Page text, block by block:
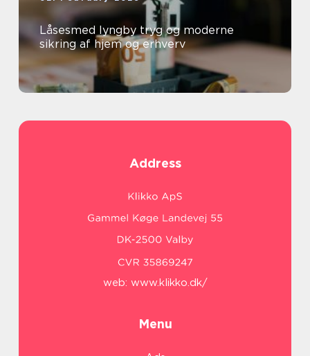
Låsesmed lyngby tryg og moderne
sikring af hjem og erhverv
Address
web: www.klikko.dk/
Menu